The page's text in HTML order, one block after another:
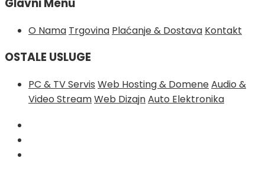
Glavni Menu
O Nama Trgovina Plaćanje & Dostava Kontakt
OSTALE USLUGE
PC & TV Servis Web Hosting & DomeneAudio &
Video StreamWeb DizajnAuto Elektronika